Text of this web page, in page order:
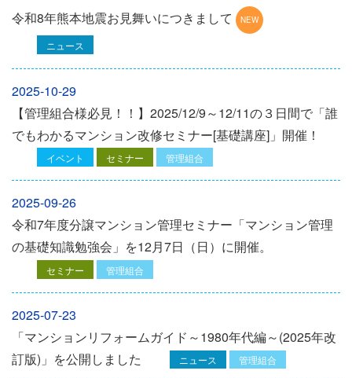
令和8年熊本地震お見舞いにつきまして
ニュース
2025-10-29
【管理組合様必見！！】2025/12/9～12/11の３日間で「誰
でもわかるマンション改修セミナー[基礎講座]」開催！
イベント セミナー 管理組合
2025-09-26
令和7年度分譲マンション管理セミナー「マンション管理
の基礎知識勉強会」を12⽉7⽇（⽇）に開催。
セミナー 管理組合
2025-07-23
「マンションリフォームガイド～1980年代編～(2025年改
訂版)」を公開しました
ニュース 管理組合